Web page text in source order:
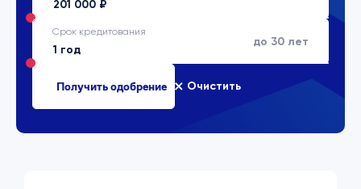
Срок кредитования
до 30 лет
Очистить